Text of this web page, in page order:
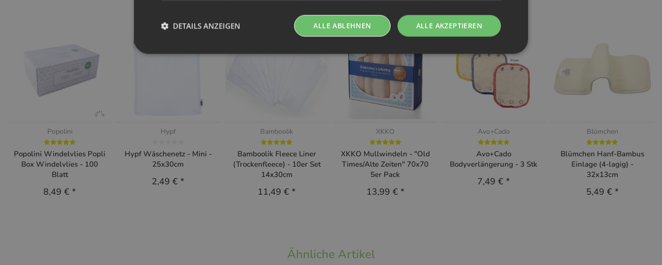
Popolini
Popolini Windelvlies Popli
Box Windelvlies - 100
Blatt
8,49 €*
Hypf
Hypf Wäschenetz - Mini -
25x30cm
2,49 €*
Bamboolik
Bamboolik Fleece Liner
(Trockenfleece) - 10er Set
14x30cm
11,49 €*
XKKO
XKKO Mullwindeln - "Old
Times/Alte Zeiten" 70x70
5er Pack
13,99 € *
Avo+Cado
Avo+Cado
Bodyverlängerung - 3 Stk
7,49 €*
Blümchen
Blümchen Hanf-Bambus
Einlage (4-lagig) -
32x13cm
5,49 € *
Ähnliche Artikel
ALLE AKZEPTIEREN
ALLE ABLEHNEN
DETAILS ANZEIGEN